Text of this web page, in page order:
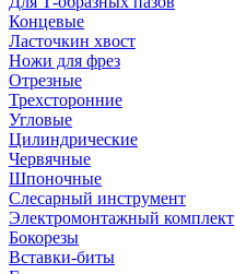
Концевые
Ласточкин хвост
Ножи для фрез
Отрезные
Трехсторонние
Угловые
Цилиндрические
Червячные
Шпоночные
Слесарный инструмент
Электромонтажный комплект
Бокорезы
Вставки-биты